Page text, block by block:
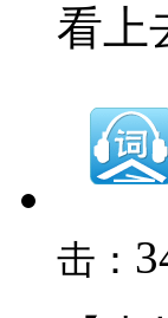
看上
击：